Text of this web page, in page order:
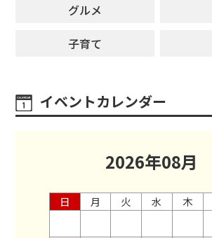
グルメ
子育て
イベントカレンダー
2026年08月
日 月 火 水 木